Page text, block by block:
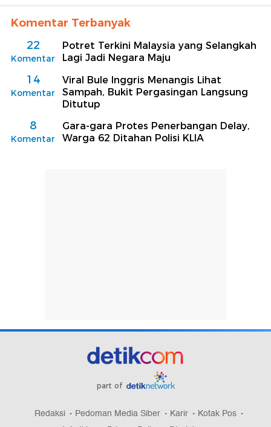
Komentar Terbanyak
22
Komentar
Potret Terkini Malaysia yang Selangkah
Lagi Jadi Negara Maju
14
Komentar
Viral Bule Inggris Menangis Lihat
Sampah, Bukit Pergasingan Langsung
Ditutup
8
Komentar
Gara-gara Protes Penerbangan Delay,
Warga 62 Ditahan Polisi KLIA
part of
Redaksi Pedoman Media Siber Karir
Kotak Pos